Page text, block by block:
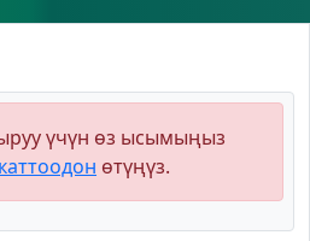
үчүн өз ысымыңыз
каттоодон өтүңүз.